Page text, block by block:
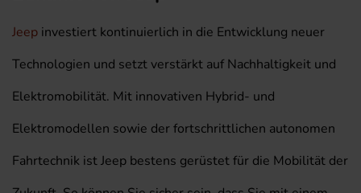
Jeep investiert kontinuierlich in die Entwicklung neuer
Technologien und setzt verstärkt auf Nachhaltigkeit und
Elektromobilität. Mit innovativen Hybrid- und
Elektromodellen sowie der fortschrittlichen autonomen
Fahrtechnik ist Jeep bestens gerüstet für die Mobilität der